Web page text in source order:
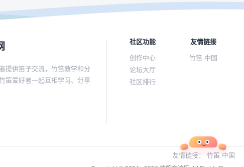
提供笛子交流，竹笛教学和分
笛爱好者一起互相学习、分享
社区功能
创作中心
论坛大厅
社区排行
友情链接
竹笛.中国
友情链接： 竹笛.中国